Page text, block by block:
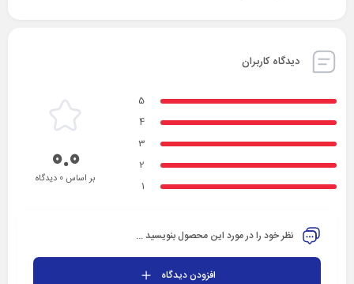
دیدگاه کاربران
5
4
3
2
1
0.0بر اساس 0 دیدگاه
نظر خود را در مورد این محصول بنویسید ...
افزودن دیدگاه